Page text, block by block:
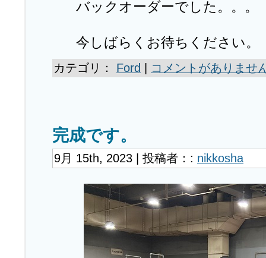
バックオーダーでした。。。
今しばらくお待ちください。
カテゴリ： Ford コメントがありませ
完成です。
9月 15th, 2023 | 投稿者：: nikkosha